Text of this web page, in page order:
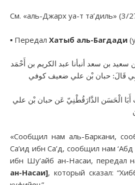
См. «аль-Джарх уа-т та’диль» (3/
▪︎ Передал Хатыб аль-Багдади
بن سعيد بن سعد أنبأنا عبد الكريم بن أَحْمَد
قَالَ: حبان بْن علي ضعيف كوفي
«Сообщил нам аль-Баркани,
Са’ид ибн Са’д, сообщил нам
ибн Шу’айб ан-Насаи, передал
ан-Насаи], который сказал: